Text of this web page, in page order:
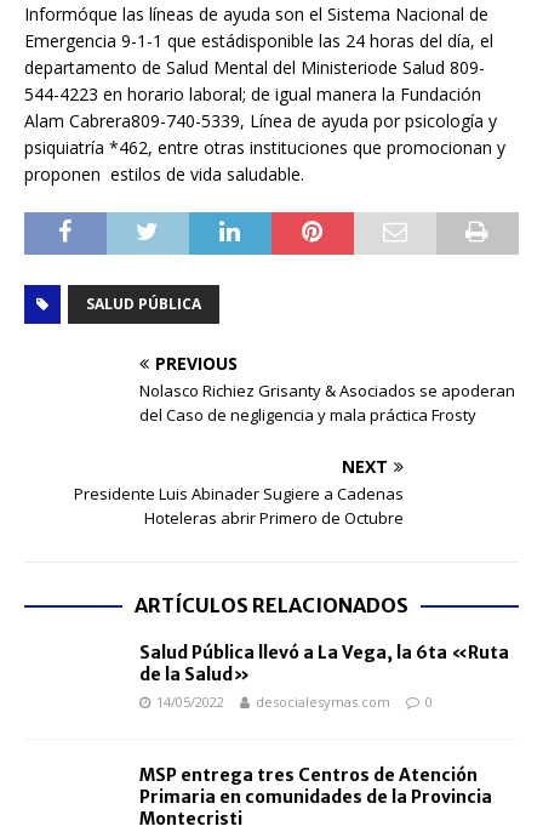
Informóque las líneas de ayuda son el Sistema Nacional de
Emergencia 9-1-1 que estádisponible las 24 horas del día, el
departamento de Salud Mental del Ministeriode Salud 809-
544-4223 en horario laboral; de igual manera la Fundación
Alam Cabrera809-740-5339, Línea de ayuda por psicología y
psiquiatría *462, entre otras instituciones que promocionan y
proponen estilos de vida saludable.
SALUD PÚBLICA
PREVIOUS
Nolasco Richiez Grisanty & Asociados se apoderan
del Caso de negligencia y mala práctica Frosty
NEXT
Presidente Luis Abinader Sugiere a Cadenas
Hoteleras abrir Primero de Octubre
ARTÍCULOS RELACIONADOS
Salud Pública llevó a La Vega, la 6ta «Ruta
de la Salud»
14/05/2022 desocialesymas.com 0
MSP entrega tres Centros de Atención
Primaria en comunidades de la Provincia
Montecristi